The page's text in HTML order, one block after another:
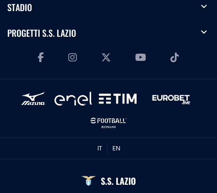
STADIO expand_more
PROGETTI S.S. LAZIO expand_more
IT EN
S.S. LAZIO